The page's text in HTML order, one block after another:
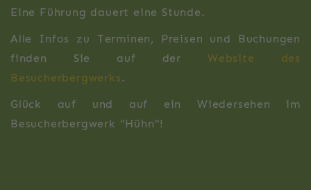
Eine Führung dauert eine Stunde.
Alle Infos zu Terminen, Preisen und Buchungen
finden Sie auf der Website des
Besucherbergwerks.
Glück auf und auf ein Wiedersehen im
Besucherbergwerk "Hühn"!